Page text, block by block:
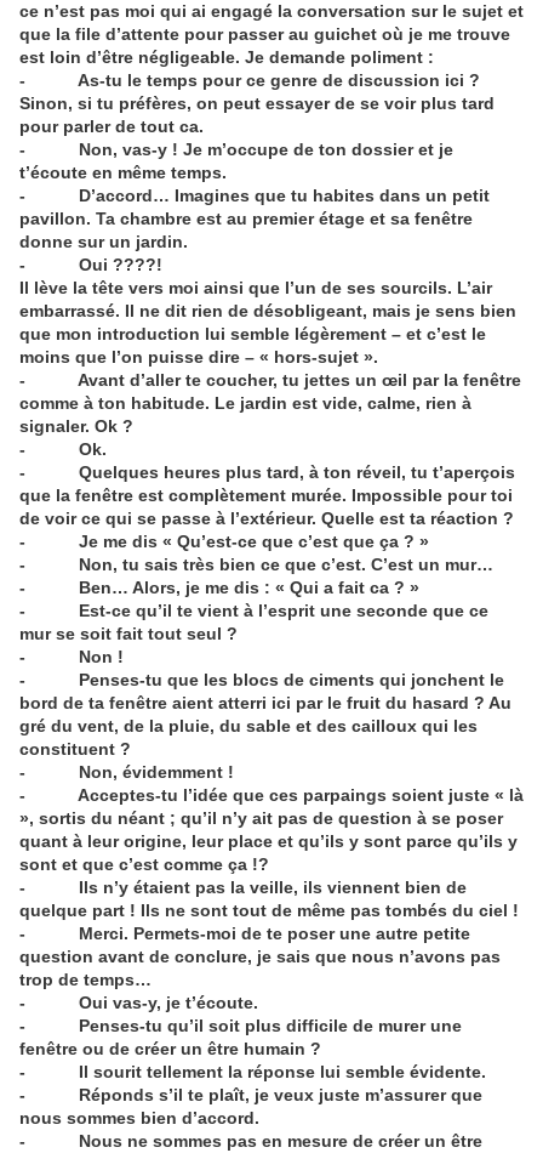
ce n’est pas moi qui ai engagé la conversation sur le sujet et
que la file d’attente pour passer au guichet où je me trouve
est loin d’être négligeable. Je demande poliment :
- As-tu le temps pour ce genre de discussion ici ?
Sinon, si tu préfères, on peut essayer de se voir plus tard
pour parler de tout ca.
- Non, vas-y ! Je m’occupe de ton dossier et je
t’écoute en même temps.
- D’accord… Imagines que tu habites dans un petit
pavillon. Ta chambre est au premier étage et sa fenêtre
donne sur un jardin.
- Oui ????!
Il lève la tête vers moi ainsi que l’un de ses sourcils. L’air
embarrassé. Il ne dit rien de désobligeant, mais je sens bien
que mon introduction lui semble légèrement – et c’est le
moins que l’on puisse dire – « hors-sujet ».
- Avant d’aller te coucher, tu jettes un œil par la fenêtre
comme à ton habitude. Le jardin est vide, calme, rien à
signaler. Ok ?
- Ok.
- Quelques heures plus tard, à ton réveil, tu t’aperçois
que la fenêtre est complètement murée. Impossible pour toi
de voir ce qui se passe à l’extérieur. Quelle est ta réaction ?
- Je me dis « Qu’est-ce que c’est que ça ? »
- Non, tu sais très bien ce que c’est. C’est un mur…
- Ben… Alors, je me dis : « Qui a fait ca ? »
- Est-ce qu’il te vient à l’esprit une seconde que ce
mur se soit fait tout seul ?
- Non !
- Penses-tu que les blocs de ciments qui jonchent le
bord de ta fenêtre aient atterri ici par le fruit du hasard ? Au
gré du vent, de la pluie, du sable et des cailloux qui les
constituent ?
- Non, évidemment !
- Acceptes-tu l’idée que ces parpaings soient juste « là
», sortis du néant ; qu’il n’y ait pas de question à se poser
quant à leur origine, leur place et qu’ils y sont parce qu’ils y
sont et que c’est comme ça !?
- Ils n’y étaient pas la veille, ils viennent bien de
quelque part ! Ils ne sont tout de même pas tombés du ciel !
- Merci. Permets-moi de te poser une autre petite
question avant de conclure, je sais que nous n’avons pas
trop de temps…
- Oui vas-y, je t’écoute.
- Penses-tu qu’il soit plus difficile de murer une
fenêtre ou de créer un être humain ?
- Il sourit tellement la réponse lui semble évidente.
- Réponds s’il te plaît, je veux juste m’assurer que
nous sommes bien d’accord.
- Nous ne sommes pas en mesure de créer un être